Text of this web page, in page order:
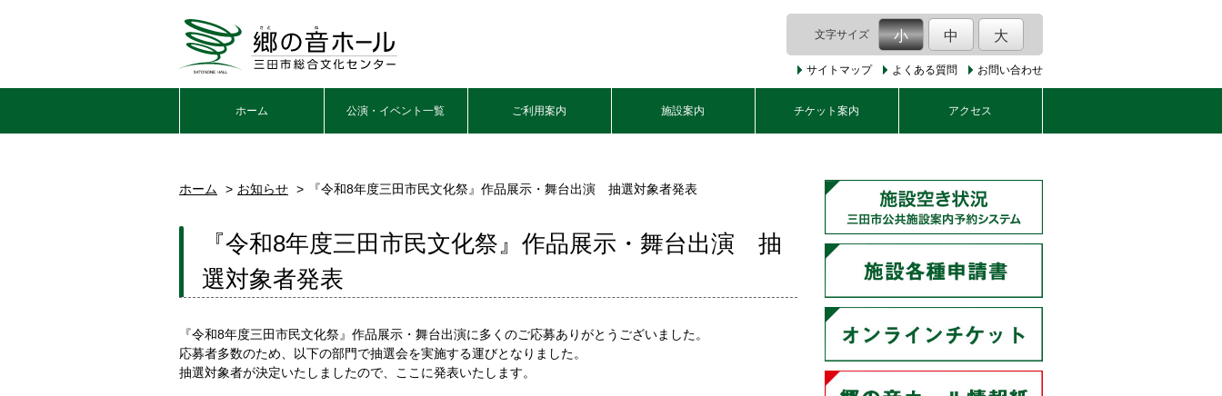
文字サイズ 小 中 大
サイトマップ よくある質問 お問い合わせ
ホーム 公演・イベント一覧 ご利用案内 施設案内 チケット案内 アクセス
ホーム お知らせ 『令和8年度三田市民文化祭』作品展示・舞台出演 抽選対象者発表
『令和8年度三田市民文化祭』作品展示・舞台出演 抽
選対象者発表
『令和8年度三田市民文化祭』作品展示・舞台出演に多くのご応募ありがとうございました。
応募者多数のため、以下の部門で抽選会を実施する運びとなりました。
抽選対象者が決定いたしましたので、ここに発表いたします。